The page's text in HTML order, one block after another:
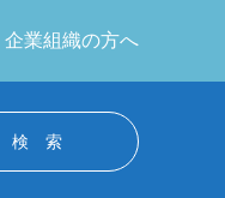
企業組織の方へ